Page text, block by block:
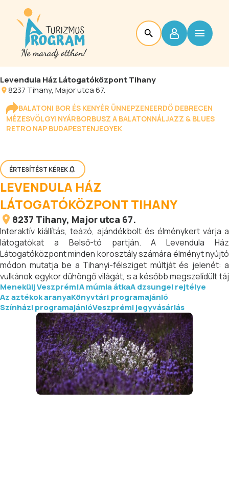
Levendula Ház Látogatóközpont Tihany
8237 Tihany, Major utca 67.
BALATONI BOR ÉS KENYÉR ÜNNEPZENEERDŐ DEBRECEN
MÉZESVÖLGYI NYÁRBORBUSZ A BALATONNÁLJAZZ & BLUES
RETRO NAP BUDAPESTENJEGYEK
ÉRTESÍTÉST KÉREK
LEVENDULA HÁZ
LÁTOGATÓKÖZPONT TIHANY
8237 Tihany, Major utca 67.
Interaktív kiállítás, teázó, ajándékbolt és élménykert várja a
látogatókat a Belső-tó partján. A Levendula Ház
Látogatóközpont minden korosztály számára élményt nyújtó
módon mutatja be a Tihanyi-félsziget múltját és jelenét: a
vulkánok egykor dühöngő világát, s a később megszelídült táj
harmóniáját. A tihanyi emberek és a természet évszázados
együttélését, s ennek emblematikus kultúráját, a
levendulatermesztést.
Menekülj Veszprém!A múmia átkaA dzsungel rejtélye
Az aztékok aranyaKönyvtári programajánló
Színházi programajánlóVeszprémi jegyvásárlás